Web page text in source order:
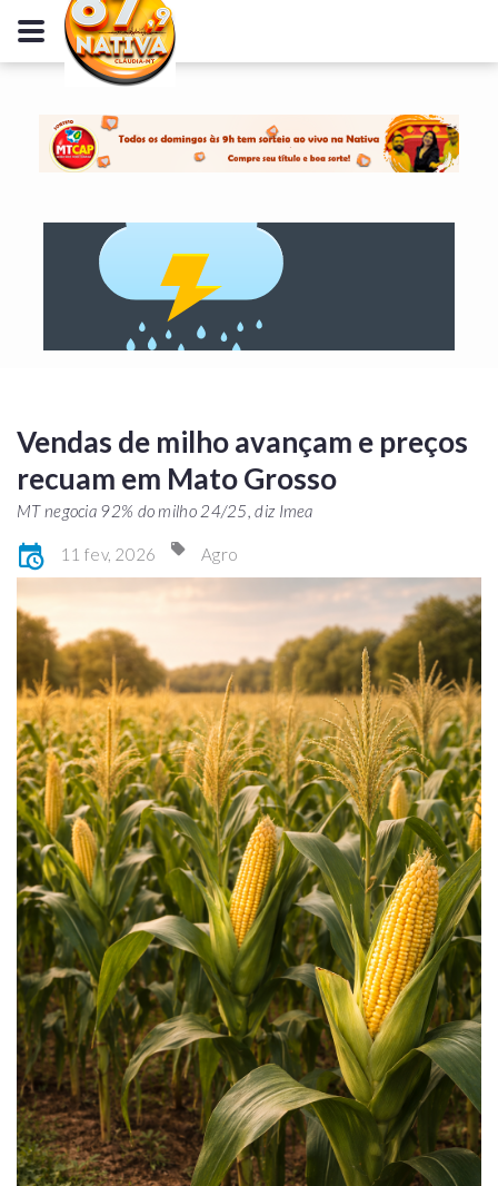
Vendas de milho avançam e preços
recuam em Mato Grosso
MT negocia 92% do milho 24/25, diz Imea
11 fev, 2026 Agro